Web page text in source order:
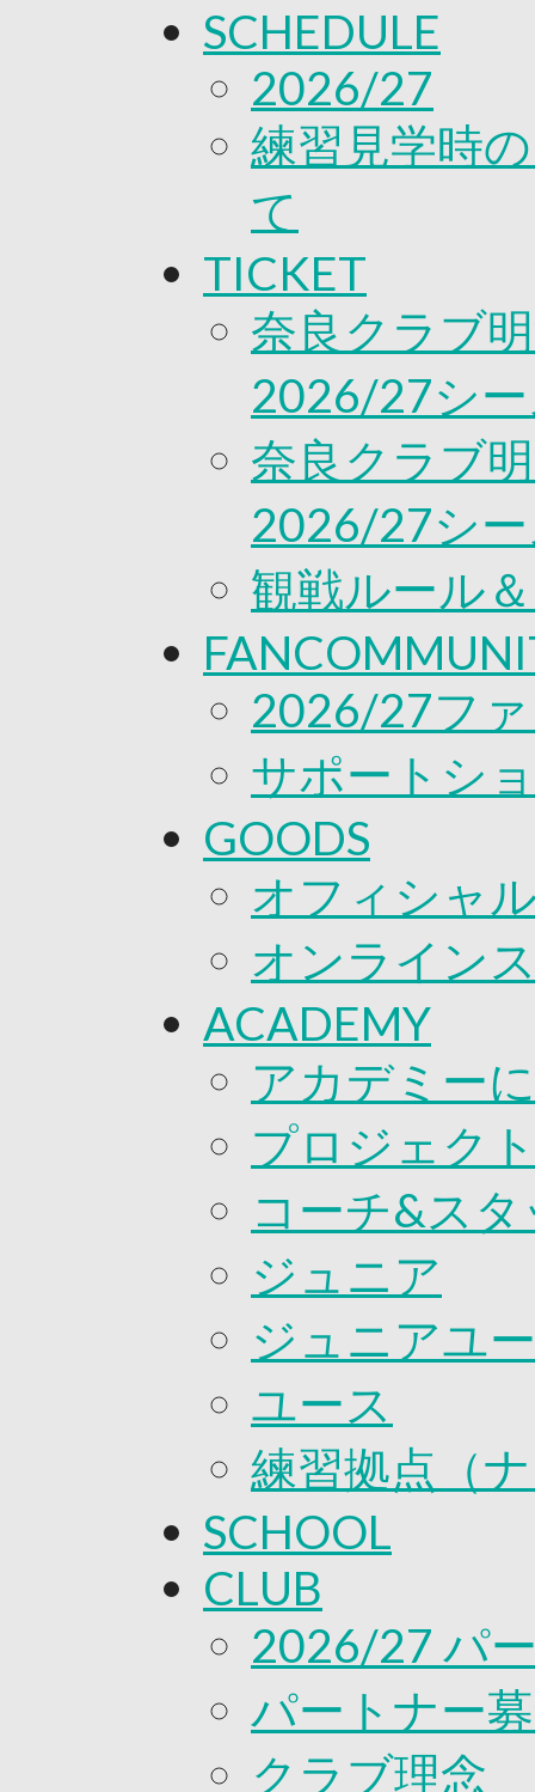
SCHEDULE
2026/27
練習見学時
て
TICKET
奈良クラブ
2026/27シ
奈良クラブ
2026/27シ
観戦ルール
2026/27フ
サポートシ
GOODS
オフィシャ
オンライン
ACADEMY
アカデミー
プロジェク
コーチ&ス
ジュニア
ジュニアユ
ユース
練習拠点（
SCHOOL
CLUB
2026/27 パ
パートナー
クラブ理念